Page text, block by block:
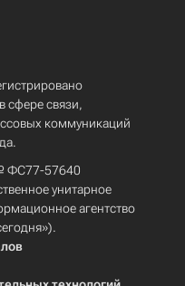
сфере связи,
коммуникаций
ФС77-57640
унитарное
агентство